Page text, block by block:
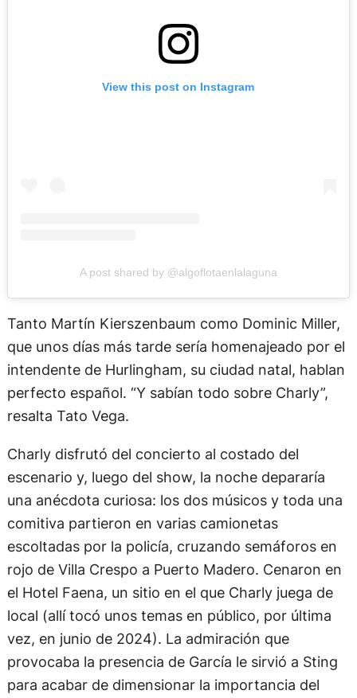
View this post on Instagram
A post shared by @algoflotaenlalaguna
Tanto Martín Kierszenbaum como Dominic Miller,
que unos días más tarde sería homenajeado por el
intendente de Hurlingham, su ciudad natal, hablan
perfecto español. “Y sabían todo sobre Charly”,
resalta Tato Vega.
Charly disfrutó del concierto al costado del
escenario y, luego del show, la noche depararía
una anécdota curiosa: los dos músicos y toda una
comitiva partieron en varias camionetas
escoltadas por la policía, cruzando semáforos en
rojo de Villa Crespo a Puerto Madero. Cenaron en
el Hotel Faena, un sitio en el que Charly juega de
local (allí tocó unos temas en público, por última
vez, en junio de 2024). La admiración que
provocaba la presencia de García le sirvió a Sting
para acabar de dimensionar la importancia del